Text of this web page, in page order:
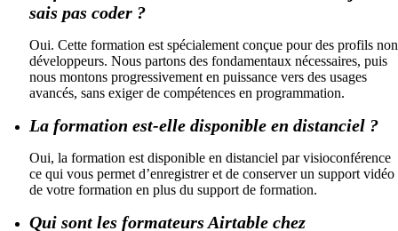
sais pas coder ?
Oui. Cette formation est spécialement conçue pour des profils non
développeurs. Nous partons des fondamentaux nécessaires, puis
nous montons progressivement en puissance vers des usages
avancés, sans exiger de compétences en programmation.
La formation est-elle disponible en distanciel ?
Oui, la formation est disponible en distanciel par visioconférence
ce qui vous permet d’enregistrer et de conserver un support vidéo
de votre formation en plus du support de formation.
Qui sont les formateurs Airtable chez